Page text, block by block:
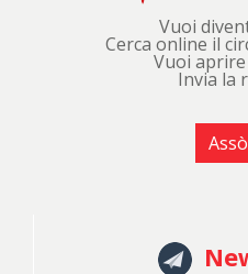
Vuoi
Cerca online il
Vuoi
Invia la